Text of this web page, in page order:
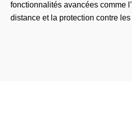
fonctionnalités avancées comme
distance et la protection contre